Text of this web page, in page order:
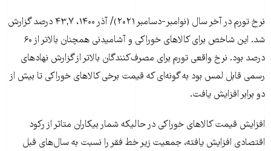
نرخ تورم در آخر سال (نوامبر-دسامبر ۲۰۲۱)/ آذر ۱۴۰۰، ۴۳,۷ درصد گزارش
شد. این شاخص برای کالاهای خوراکی و آشامیدنی همچنان بالاتر از ۶۰
درصد بود. نرخ واقعی تورم برای مصرف‌کنندگان بالاتر از گزارش نهادهای
رسمی قابل لمس بود به گونه‌ای که قیمت برخی کالاهای خوراکی تا بیش از
دو برابر افزایش یافت.
افزایش قیمت کالاهای خوراکی در حالیکه شمار بیکاران متاثر از رکود
اقتصادی افزایش یافته، جمعیت زیر خط فقر را نسبت به سال‌های قبل